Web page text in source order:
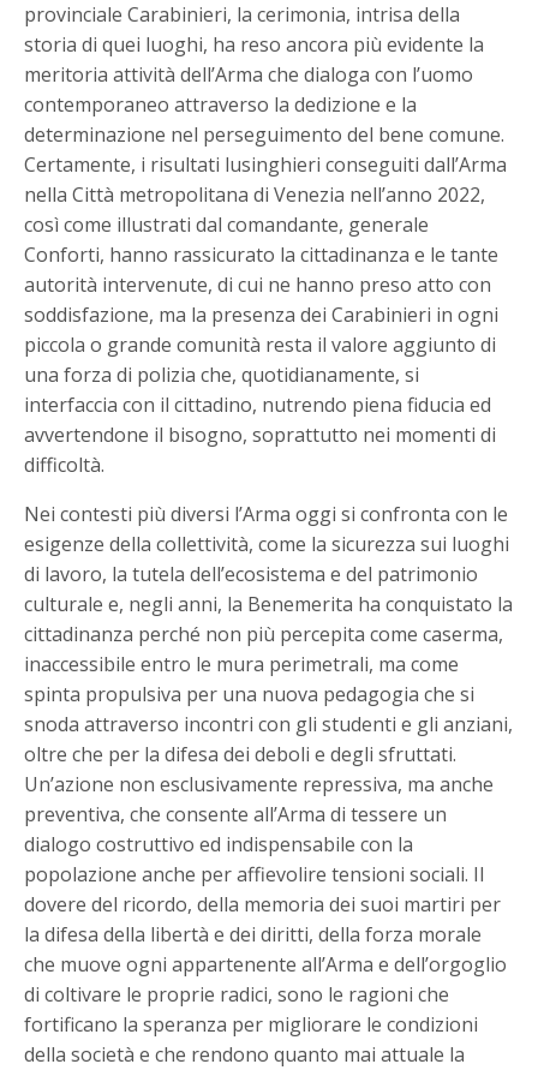
provinciale Carabinieri, la cerimonia, intrisa della
storia di quei luoghi, ha reso ancora più evidente la
meritoria attività dell’Arma che dialoga con l’uomo
contemporaneo attraverso la dedizione e la
determinazione nel perseguimento del bene comune.
Certamente, i risultati lusinghieri conseguiti dall’Arma
nella Città metropolitana di Venezia nell’anno 2022,
così come illustrati dal comandante, generale
Conforti, hanno rassicurato la cittadinanza e le tante
autorità intervenute, di cui ne hanno preso atto con
soddisfazione, ma la presenza dei Carabinieri in ogni
piccola o grande comunità resta il valore aggiunto di
una forza di polizia che, quotidianamente, si
interfaccia con il cittadino, nutrendo piena fiducia ed
avvertendone il bisogno, soprattutto nei momenti di
difficoltà.
Nei contesti più diversi l’Arma oggi si confronta con le
esigenze della collettività, come la sicurezza sui luoghi
di lavoro, la tutela dell’ecosistema e del patrimonio
culturale e, negli anni, la Benemerita ha conquistato la
cittadinanza perché non più percepita come caserma,
inaccessibile entro le mura perimetrali, ma come
spinta propulsiva per una nuova pedagogia che si
snoda attraverso incontri con gli studenti e gli anziani,
oltre che per la difesa dei deboli e degli sfruttati.
Un’azione non esclusivamente repressiva, ma anche
preventiva, che consente all’Arma di tessere un
dialogo costruttivo ed indispensabile con la
popolazione anche per affievolire tensioni sociali. Il
dovere del ricordo, della memoria dei suoi martiri per
la difesa della libertà e dei diritti, della forza morale
che muove ogni appartenente all’Arma e dell’orgoglio
di coltivare le proprie radici, sono le ragioni che
fortificano la speranza per migliorare le condizioni
della società e che rendono quanto mai attuale la